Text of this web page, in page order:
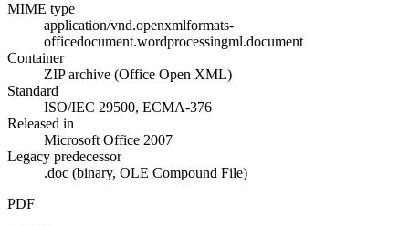
MIME type
application/vnd.openxmlformats-
officedocument.wordprocessingml.document
Container
ZIP archive (Office Open XML)
Standard
ISO/IEC 29500, ECMA-376
Released in
Microsoft Office 2007
Legacy predecessor
.doc (binary, OLE Compound File)
PDF